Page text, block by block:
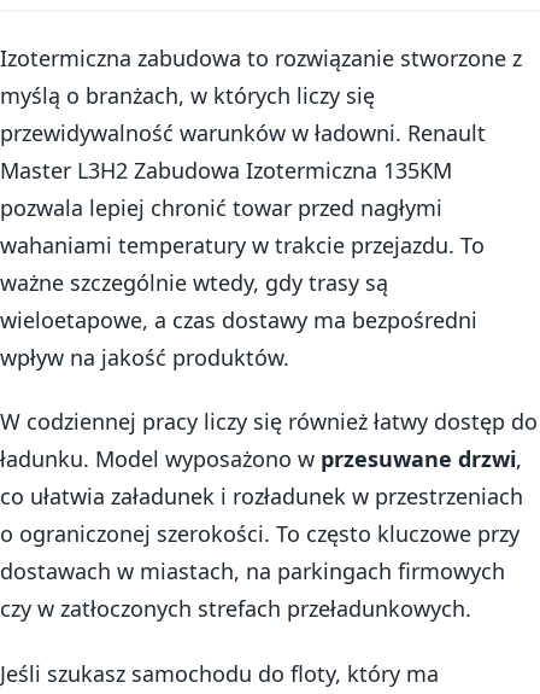
Izotermiczna zabudowa to rozwiązanie stworzone z
myślą o branżach, w których liczy się
przewidywalność warunków w ładowni. Renault
Master L3H2 Zabudowa Izotermiczna 135KM
pozwala lepiej chronić towar przed nagłymi
wahaniami temperatury w trakcie przejazdu. To
ważne szczególnie wtedy, gdy trasy są
wieloetapowe, a czas dostawy ma bezpośredni
wpływ na jakość produktów.
W codziennej pracy liczy się również łatwy dostęp do
ładunku. Model wyposażono w przesuwane drzwi,
co ułatwia załadunek i rozładunek w przestrzeniach
o ograniczonej szerokości. To często kluczowe przy
dostawach w miastach, na parkingach firmowych
czy w zatłoczonych strefach przeładunkowych.
Jeśli szukasz samochodu do floty, który ma